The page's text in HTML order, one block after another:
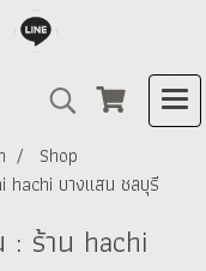
Shop
hachi บางแสน ชลบุรี
ร้าน hachi